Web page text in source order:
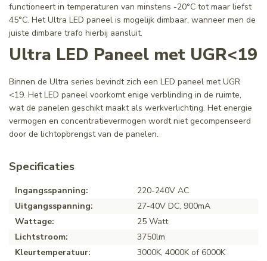
functioneert in temperaturen van minstens -20°C tot maar liefst
45°C. Het Ultra LED paneel is mogelijk dimbaar, wanneer men de
juiste dimbare trafo hierbij aansluit.
Ultra LED Paneel met UGR<19
Binnen de Ultra series bevindt zich een LED paneel met UGR
<19. Het LED paneel voorkomt enige verblinding in de ruimte,
wat de panelen geschikt maakt als werkverlichting. Het energie
vermogen en concentratievermogen wordt niet gecompenseerd
door de lichtopbrengst van de panelen.
Specificaties
Ingangsspanning:
220-240V AC
Uitgangsspanning:
27-40V DC, 900mA
Wattage:
25 Watt
Lichtstroom:
3750lm
Kleurtemperatuur:
3000K, 4000K of 6000K